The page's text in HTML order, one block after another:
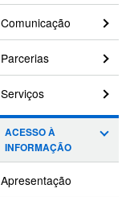
Comunicação
Parcerias
Serviços
ACESSO À
INFORMAÇÃO
Apresentação